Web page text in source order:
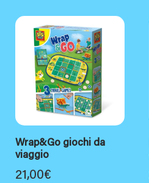
Wrap&Go giochi da
viaggio
21,00€